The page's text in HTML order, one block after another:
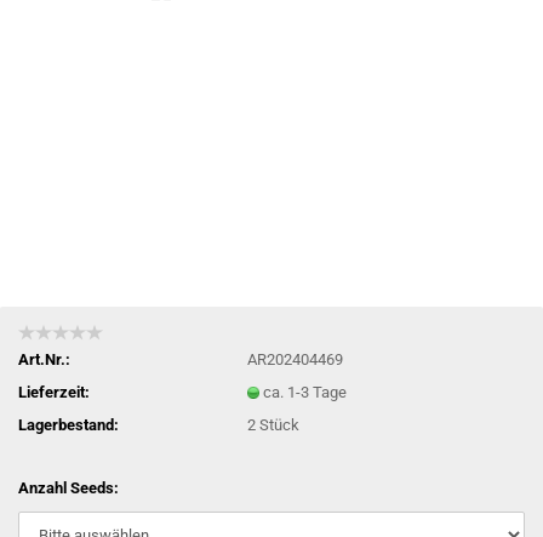
Art.Nr.:
AR202404469
Lieferzeit:
ca. 1-3 Tage
Lagerbestand:
2Stück
Anzahl Seeds: